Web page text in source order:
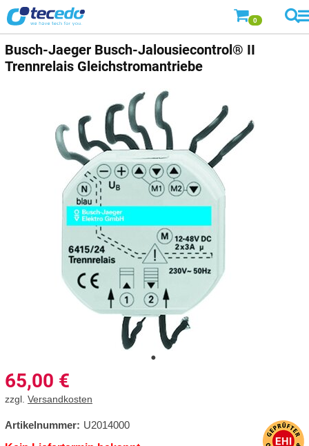
0
Busch-Jaeger Busch-Jalousiecontrol® II
Trennrelais Gleichstromantriebe
65,00 €
zzgl. Versandkosten
Artikelnummer: U2014000